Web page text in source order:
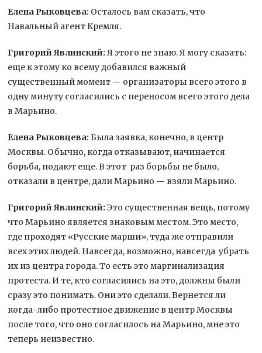
Елена Рыковцева: Осталось вам сказать, что
Навальный агент Кремля.
Григорий Явлинский:Я этого не знаю. Я могу сказать:
еще к этому ко всему добавился важный
существенный момент — организаторы всего этого в
одну минуту согласились с переносом всего этого дела
в Марьино.
Елена Рыковцева: Была заявка, конечно, в центр
Москвы. Обычно, когда отказывают, начинается
борьба, подают еще. В этот раз борьбы не было,
отказали в центре, дали Марьино — взяли Марьино.
Григорий Явлинский:Это существенная вещь, потому
что Марьино является знаковым местом. Это место,
где проходят «Русские марши», туда же отправили
всех этих людей. Навсегда, возможно, навсегда убрать
их из центра города. То есть это маргинализация
протеста. И те, кто согласились на это, должны были
сразу это понимать. Они это сделали. Вернется ли
когда-либо протестное движение в центр Москвы
после того, что оно согласилось на Марьино, мне это
теперь неизвестно.